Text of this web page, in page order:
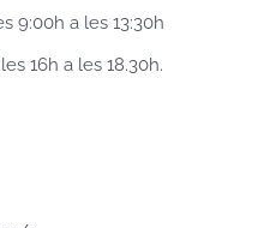
9:00h a les 13:30h
16h a les 18.30h.